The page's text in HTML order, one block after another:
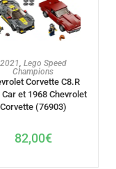
AJOUTER AU PANIER
2021, Lego Speed
Champions
Corvette C8.R
Car et 1968 Chevrolet
Corvette (76903)
82,00€